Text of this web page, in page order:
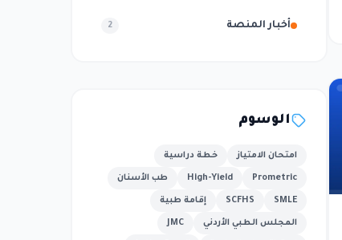
أخبار المنصة 2
الوسوم
امتحان الامتياز خطة دراسية
Prometric
High-Yield طب الأسنان
SMLE
SCFHS إقامة طبية
المجلس الطبي الأردني JMC